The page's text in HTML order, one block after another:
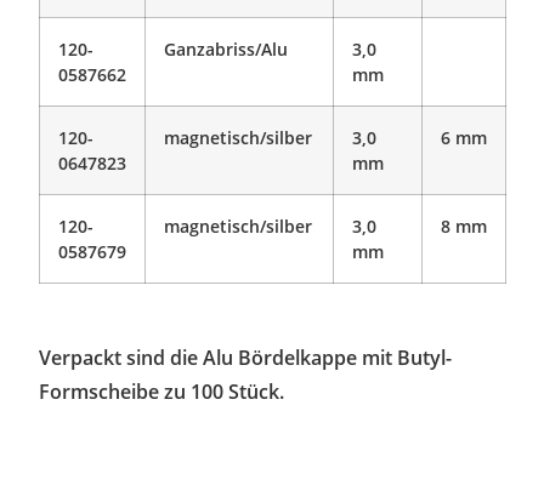
120-
0587662
Ganzabriss/Alu
3,0
mm
120-
0647823
magnetisch/silber
3,0
mm
6 mm
120-
0587679
magnetisch/silber
3,0
mm
8 mm
Verpackt sind die Alu Bördelkappe mit Butyl-
Formscheibe zu 100 Stück.